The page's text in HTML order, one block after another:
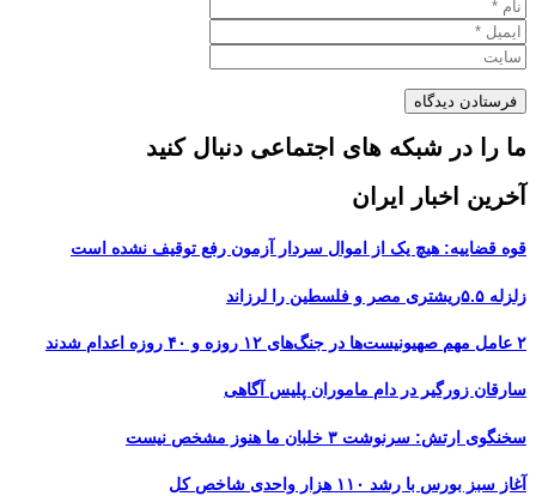
ما را در شبکه های اجتماعی دنبال کنید
آخرین اخبار ایران
قوه قضاییه: هیچ یک از اموال سردار آزمون رفع توقیف نشده است
زلزله ۵.۵ریشتری مصر و فلسطین را لرزاند
۲ عامل مهم صهیونیست‌ها در جنگ‌های ۱۲ روزه و ۴۰ روزه اعدام شدند
سارقان زورگیر در دام ماموران پلیس آگاهی
سخنگوی ارتش: سرنوشت ۳ خلبان ما هنوز مشخص نیست
آغاز سبز بورس با رشد ۱۱۰ هزار واحدی شاخص کل